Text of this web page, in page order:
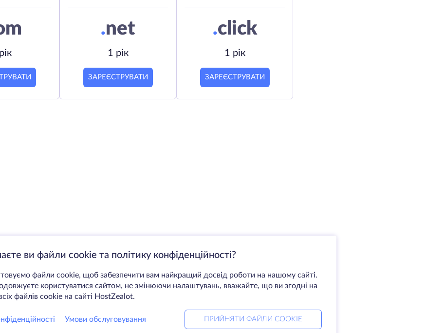
.net
1 рік
ЗАРЕЄСТРУВАТИ
.click
1 рік
ЗАРЕЄСТРУВАТИ
ви файли cookie та політику конфіденційності?
файли cookie, щоб забезпечити вам найкращий досвід роботи на нашому сайті.
користуватися сайтом, не змінюючи налаштувань, вважайте, що ви згодні на
файлів cookie на сайті HostZealot.
Умови обслуговування ПРИЙНЯТИ ФАЙЛИ COOKIE